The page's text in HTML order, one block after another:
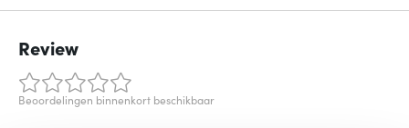
Review
Beoordelingen binnenkort beschikbaar